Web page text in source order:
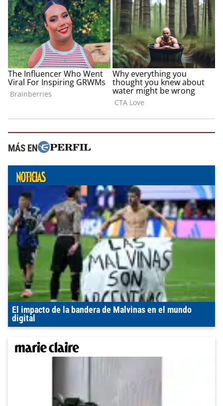
MÁS EN
El impacto de la bandera de Malvinas en el mundo
digital